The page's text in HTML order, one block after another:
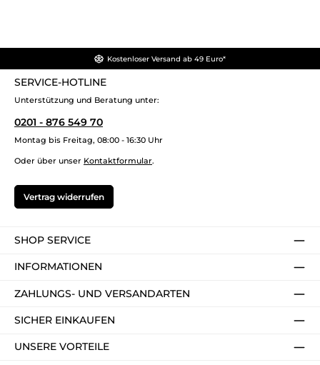
Kostenloser Versand ab 49 Euro*
SERVICE-HOTLINE
Unterstützung und Beratung unter:
0201 - 876 549 70
Montag bis Freitag, 08:00 - 16:30 Uhr
Oder über unser Kontaktformular.
Vertrag widerrufen
SHOP SERVICE
INFORMATIONEN
ZAHLUNGS- UND VERSANDARTEN
SICHER EINKAUFEN
UNSERE VORTEILE